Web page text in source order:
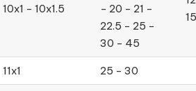
10x1 - 10x1.5
- 20 - 21 -
22.5 - 25 -
30 - 45
11x1 25 - 30